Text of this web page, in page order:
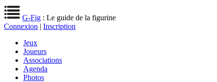
G-Fig : Le guide de la figurine
Connexion | Inscription
Jeux
Joueurs
Associations
Agenda
Photos